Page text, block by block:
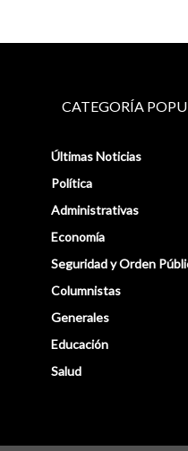
CATEGORÍA
Últimas Noticias
Política
Administrativas
Economía
Seguridad y Orden
Columnistas
Generales
Educación
Salud